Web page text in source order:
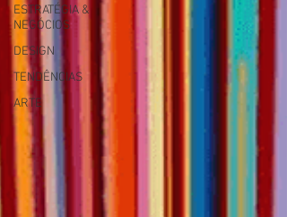
ESTRATÉGIA &
NEGÓCIOS
DESIGN
TENDÊNCIAS
ARTE